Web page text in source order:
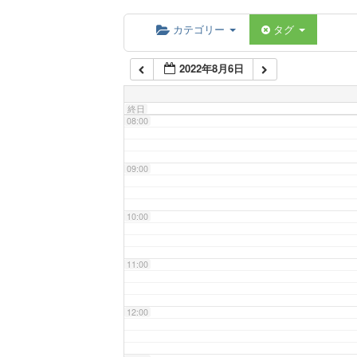
カテゴリー タグ
2022年8月6日
終日
07:00
08:00
09:00
10:00
11:00
12:00